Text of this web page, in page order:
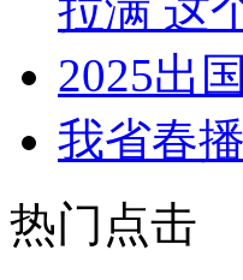
2025出
我省春
热门点击